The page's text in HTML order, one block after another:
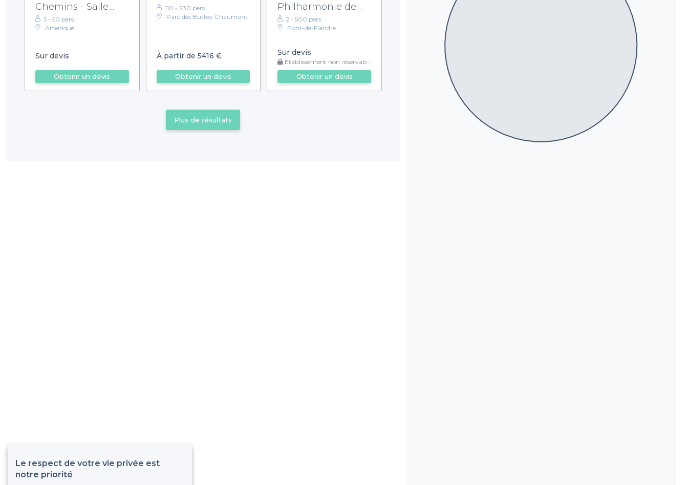
Chemins - Salle
Belleville
5 - 50 pers.
Amerique
Sur devis
Obtenir un devis
110 - 230 pers.
Parc des Buttes-Chaumont
À partir de 5416 €
Obtenir un devis
Philharmonie de
Paris
2 - 500 pers.
Pont-de-Flandre
Sur devis
Établissement non réservable
Obtenir un devis
Plus de résultats
Le respect de votre vie privée est
notre priorité